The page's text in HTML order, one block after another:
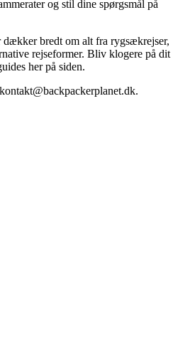
og stil dine spørgsmål på
bredt om alt fra rygsækrejser,
rejseformer. Bliv klogere på dit
her på siden.